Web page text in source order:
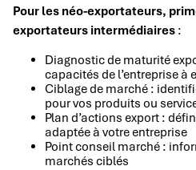
Pour les néo-exportateurs,
exportateurs intermédiaires :
Diagnostic de maturité
capacités de l’entreprise à
Ciblage de marché :
pour vos produits ou
Plan d’actions export :
adaptée à votre entreprise
Point conseil marché :
marchés ciblés